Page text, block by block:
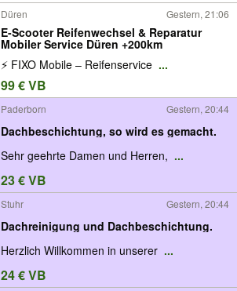
Düren Gestern, 21:06
E-Scooter Reifenwechsel & Reparatur
Mobiler Service Düren +200km
⚡ FIXO Mobile – Reifenservice ...
99 € VB
Paderborn Gestern, 20:44
Dachbeschichtung, so wird es gemacht.
Sehr geehrte Damen und Herren, ...
23 € VB
Stuhr Gestern, 20:44
Dachreinigung und Dachbeschichtung.
Herzlich Willkommen in unserer ...
24 € VB